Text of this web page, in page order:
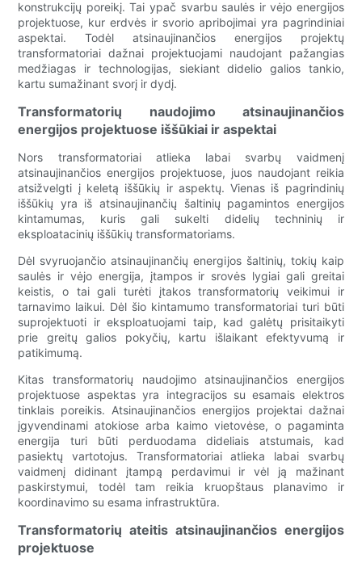
konstrukcijų poreikį. Tai ypač svarbu saulės ir vėjo energijos
projektuose, kur erdvės ir svorio apribojimai yra pagrindiniai
aspektai. Todėl atsinaujinančios energijos projektų
transformatoriai dažnai projektuojami naudojant pažangias
medžiagas ir technologijas, siekiant didelio galios tankio,
kartu sumažinant svorį ir dydį.
Transformatorių naudojimo atsinaujinančios
energijos projektuose iššūkiai ir aspektai
Nors transformatoriai atlieka labai svarbų vaidmenį
atsinaujinančios energijos projektuose, juos naudojant reikia
atsižvelgti į keletą iššūkių ir aspektų. Vienas iš pagrindinių
iššūkių yra iš atsinaujinančių šaltinių pagamintos energijos
kintamumas, kuris gali sukelti didelių techninių ir
eksploatacinių iššūkių transformatoriams.
Dėl svyruojančio atsinaujinančių energijos šaltinių, tokių kaip
saulės ir vėjo energija, įtampos ir srovės lygiai gali greitai
keistis, o tai gali turėti įtakos transformatorių veikimui ir
tarnavimo laikui. Dėl šio kintamumo transformatoriai turi būti
suprojektuoti ir eksploatuojami taip, kad galėtų prisitaikyti
prie greitų galios pokyčių, kartu išlaikant efektyvumą ir
patikimumą.
Kitas transformatorių naudojimo atsinaujinančios energijos
projektuose aspektas yra integracijos su esamais elektros
tinklais poreikis. Atsinaujinančios energijos projektai dažnai
įgyvendinami atokiose arba kaimo vietovėse, o pagaminta
energija turi būti perduodama dideliais atstumais, kad
pasiektų vartotojus. Transformatoriai atlieka labai svarbų
vaidmenį didinant įtampą perdavimui ir vėl ją mažinant
paskirstymui, todėl tam reikia kruopštaus planavimo ir
koordinavimo su esama infrastruktūra.
Transformatorių ateitis atsinaujinančios energijos
projektuose